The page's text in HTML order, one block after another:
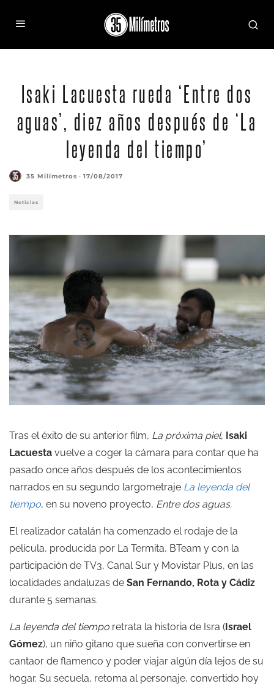
Isaki Lacuesta rueda ‘Entre dos
aguas’, diez años después de ‘La
leyenda del tiempo’
35 Milímetros · 17/08/2017
Noticias
Tras el éxito de su anterior film, La próxima piel, Isaki
Lacuesta vuelve a coger la cámara para contar que ha
pasado once años después de los acontecimientos
narrados en su segundo largometraje La leyenda del
tiempo, en su noveno proyecto, Entre dos aguas.
El realizador catalán ha comenzado el rodaje de la
película, producida por La Termita, BTeam y con la
participación de TV3, Canal Sur y Movistar Plus, en las
localidades andaluzas de San Fernando, Rota y Cádiz
durante 5 semanas.
La leyenda del tiempo retrata la historia de Isra ( Israel
Gómez), un niño gitano que sueña con convertirse en
cantaor de flamenco y poder viajar algún día lejos de su
hogar. Su secuela, retoma al personaje, convertido hoy